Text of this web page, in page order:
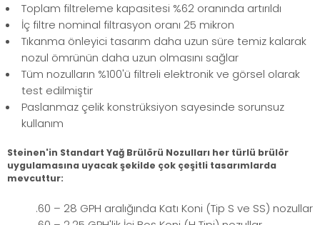
Toplam filtreleme kapasitesi %62 oranında artırıldı
İç filtre nominal filtrasyon oranı 25 mikron
Tıkanma önleyici tasarım daha uzun süre temiz kalarak
nozul ömrünün daha uzun olmasını sağlar
Tüm nozulların %100'ü filtreli elektronik ve görsel olarak
test edilmiştir
Paslanmaz çelik konstrüksiyon sayesinde sorunsuz
kullanım
Steinen'in Standart Yağ Brülörü Nozulları her türlü brülör
uygulamasına uyacak şekilde çok çeşitli tasarımlarda
mevcuttur:
.60 – 28 GPH aralığında Katı Koni (Tip S ve SS) nozullar